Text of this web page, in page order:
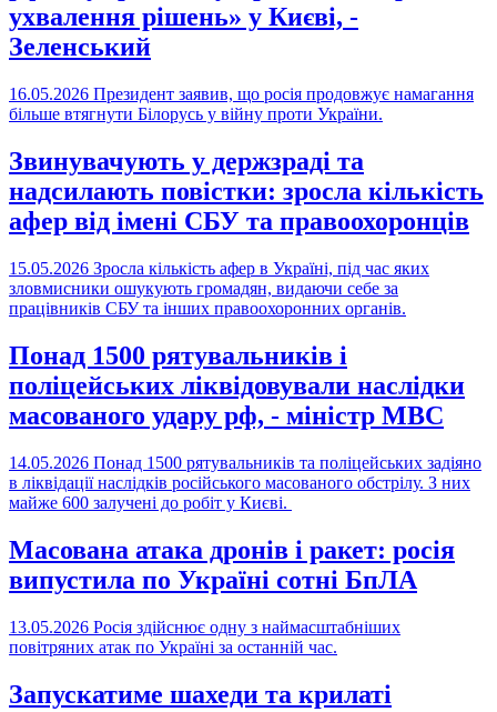
ухвалення рішень» у Києві, -
Зеленський
16.05.2026 Президент заявив, що росія продовжує намагання
більше втягнути Білорусь у війну проти України.
Звинувачують у держзраді та
надсилають повістки: зросла кількість
афер від імені СБУ та правоохоронців
15.05.2026 Зросла кількість афер в Україні, під час яких
зловмисники ошукують громадян, видаючи себе за
працівників СБУ та інших правоохоронних органів.
Понад 1500 рятувальників і
поліцейських ліквідовували наслідки
масованого удару рф, - міністр МВС
14.05.2026 Понад 1500 рятувальників та поліцейських задіяно
в ліквідації наслідків російського масованого обстрілу. З них
майже 600 залучені до робіт у Києві.
Масована атака дронів і ракет: росія
випустила по Україні сотні БпЛА
13.05.2026 Росія здійснює одну з наймасштабніших
повітряних атак по Україні за останній час.
Запускатиме шахеди та крилаті